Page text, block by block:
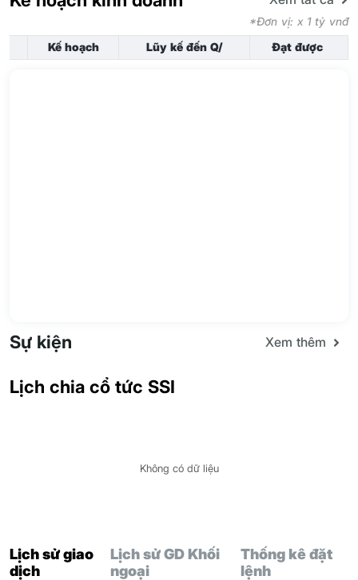
*Đơn vị: x 1 tỷ vnđ
Kế hoạch
Lũy kế đến Q/ Đạt được
Sự kiện Xem thêm
Lịch chia cổ tức SSI
Không có dữ liệu
Lịch sử giao
dịch
Lịch sử GD Khối
ngoại
Thống kê đặt
lệnh